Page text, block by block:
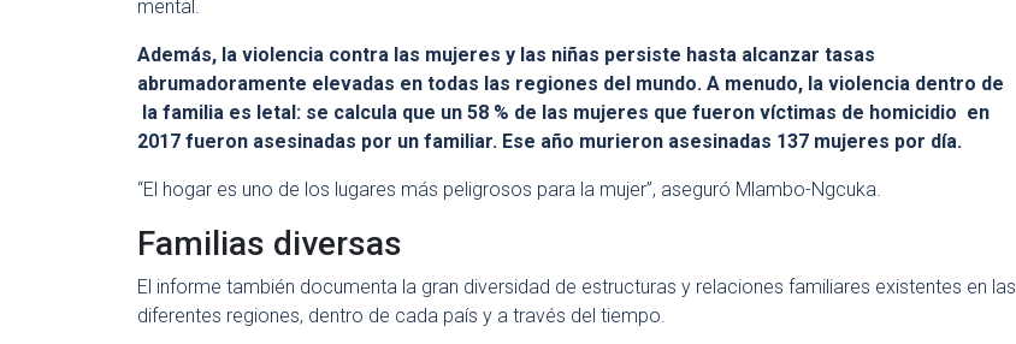
mental.
Además, la violencia contra las mujeres y las niñas persiste hasta alcanzar tasas
abrumadoramente elevadas en todas las regiones del mundo. A menudo, la violencia dentro de
la familia es letal: se calcula que un 58 % de las mujeres que fueron víctimas de homicidio en
2017 fueron asesinadas por un familiar. Ese año murieron asesinadas 137 mujeres por día.
“El hogar es uno de los lugares más peligrosos para la mujer”, aseguró Mlambo-Ngcuka.
Familias diversas
El informe también documenta la gran diversidad de estructuras y relaciones familiares existentes en las
diferentes regiones, dentro de cada país y a través del tiempo.